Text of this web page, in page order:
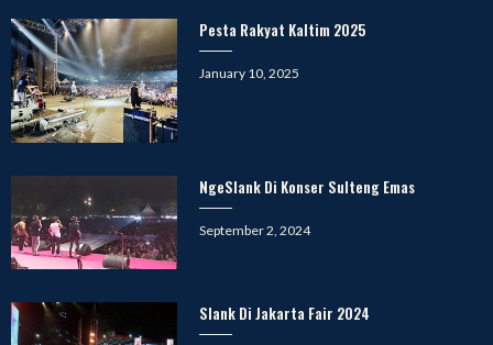
Pesta Rakyat Kaltim 2025
Posted
January 10, 2025
NgeSlank Di Konser Sulteng Emas
Posted
September 2, 2024
Slank Di Jakarta Fair 2024